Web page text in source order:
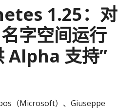
1.25：对
字空间运行
Alpha 支持”
（Microsoft）、Giuseppe